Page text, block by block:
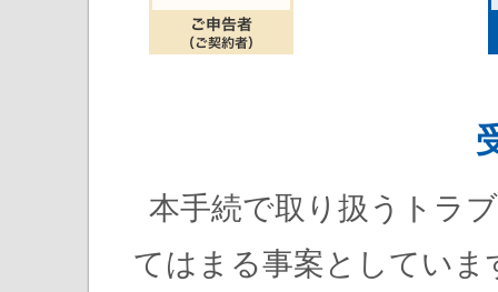
本手続で取り扱うトラ
てはまる事案としていま